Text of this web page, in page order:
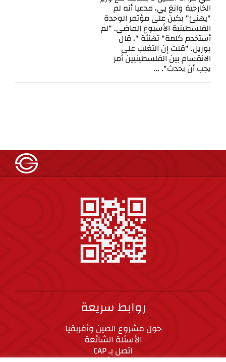
الخارجية وانغ يي، مدعيا أنه لم
"يهنئ" بكين على مؤتمر الوحدة
الفلسطينية الأسبوع الماضي. "لم
أستخدم كلمة" تهنئة "، قال
بوريل. "قلت إن التغلب على
الانقسام بين الفلسطينيين أمر
يجب أن يحدث". ...
روابط سريعة
حول مشروع الصين وأفريقيا
الأسئلة الشائعة
اتصل بـ CAP